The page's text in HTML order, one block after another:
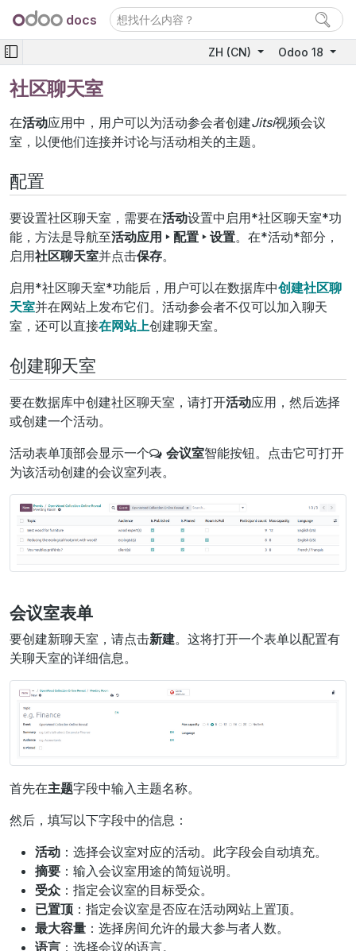
docs
ZH (CN) Odoo 18
社区聊天室
在活动应用中，用户可以为活动参会者创建Jitsi视频会议
室，以便他们连接并讨论与活动相关的主题。
配置
要设置社区聊天室，需要在活动设置中启用*社区聊天室*功
能，方法是导航至活动应用 ‣ 配置 ‣ 设置。在*活动*部分，
启用社区聊天室并点击保存。
启用*社区聊天室*功能后，用户可以在数据库中创建社区聊
天室并在网站上发布它们。活动参会者不仅可以加入聊天
室，还可以直接在网站上创建聊天室。
创建聊天室
要在数据库中创建社区聊天室，请打开活动应用，然后选择
或创建一个活动。
活动表单顶部会显示一个
会议室智能按钮。点击它可打开
为该活动创建的会议室列表。
会议室表单
要创建新聊天室，请点击新建。这将打开一个表单以配置有
关聊天室的详细信息。
首先在主题字段中输入主题名称。
然后，填写以下字段中的信息：
活动 ：选择会议室对应的活动。此字段会自动填充。
摘要 ：输入会议室用途的简短说明。
受众 ：指定会议室的目标受众。
已置顶 ：指定会议室是否应在活动网站上置顶。
最大容量 ：选择房间允许的最大参与者人数。
语言 ：选择会议的语言。